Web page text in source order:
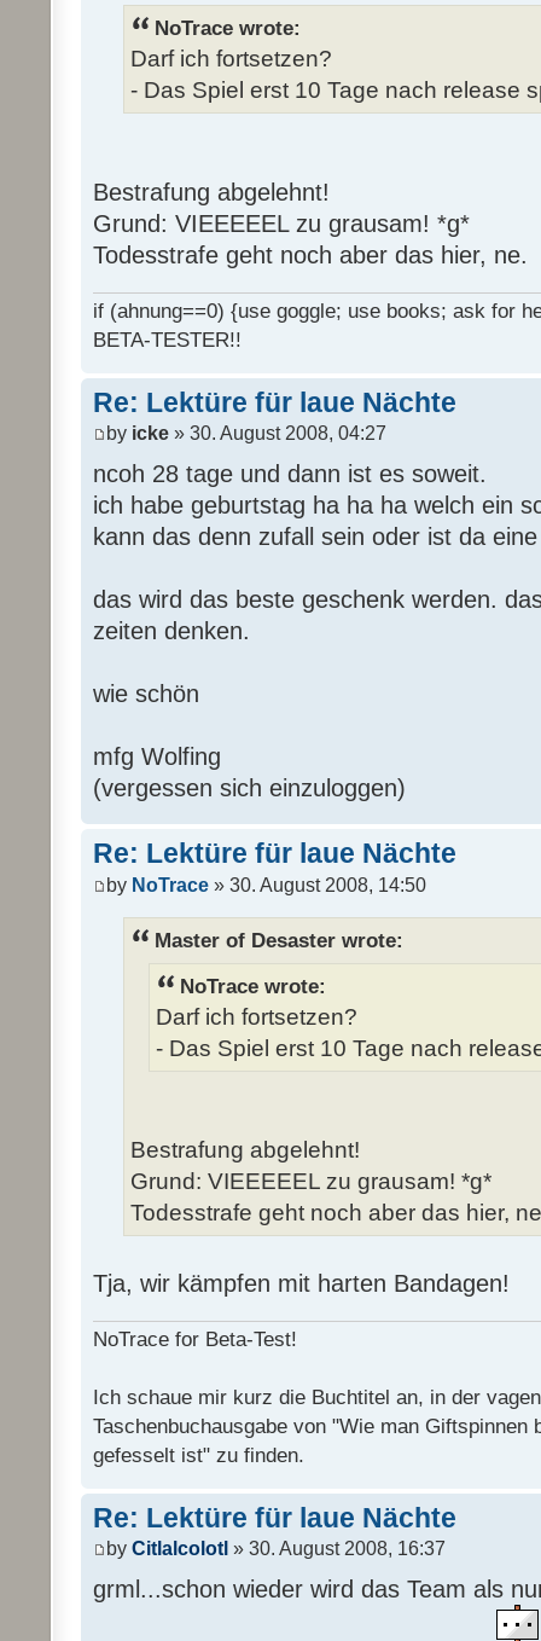
NoTrace wrote:
Darf ich fortsetzen?
- Das Spiel erst 10 Tage nach release
Bestrafung abgelehnt!
Grund: VIEEEEEL zu grausam! *g*
Todesstrafe geht noch aber das hier, ne.
if (ahnung==0) {use goggle; use books; ask for
BETA-TESTER!!
Re: Lektüre für laue Nächte
by icke » 30. August 2008, 04:27
ncoh 28 tage und dann ist es soweit.
ich habe geburtstag ha ha ha welch ein
kann das denn zufall sein oder ist da
das wird das beste geschenk werden.
zeiten denken.
wie schön
mfg Wolfing
(vergessen sich einzuloggen)
Re: Lektüre für laue Nächte
by NoTrace » 30. August 2008, 14:50
Master of Desaster wrote:
NoTrace wrote:
Darf ich fortsetzen?
- Das Spiel erst 10 Tage nach
Bestrafung abgelehnt!
Grund: VIEEEEEL zu grausam! *g*
Todesstrafe geht noch aber das hier,
Tja, wir kämpfen mit harten Bandagen!
NoTrace for Beta-Test!
Ich schaue mir kurz die Buchtitel an, in der
Taschenbuchausgabe von "Wie man Giftspinnen
gefesselt ist" zu finden.
Re: Lektüre für laue Nächte
by Citlalcolotl » 30. August 2008, 16:37
grml...schon wieder wird das Team als